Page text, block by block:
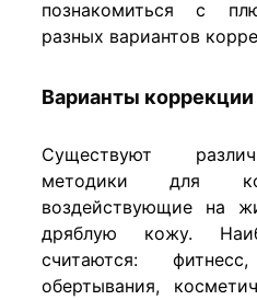
познакомиться с
разных вариантов
Варианты
Существуют
методики для
воздействующие на
дряблую кожу.
считаются:
обертывания,